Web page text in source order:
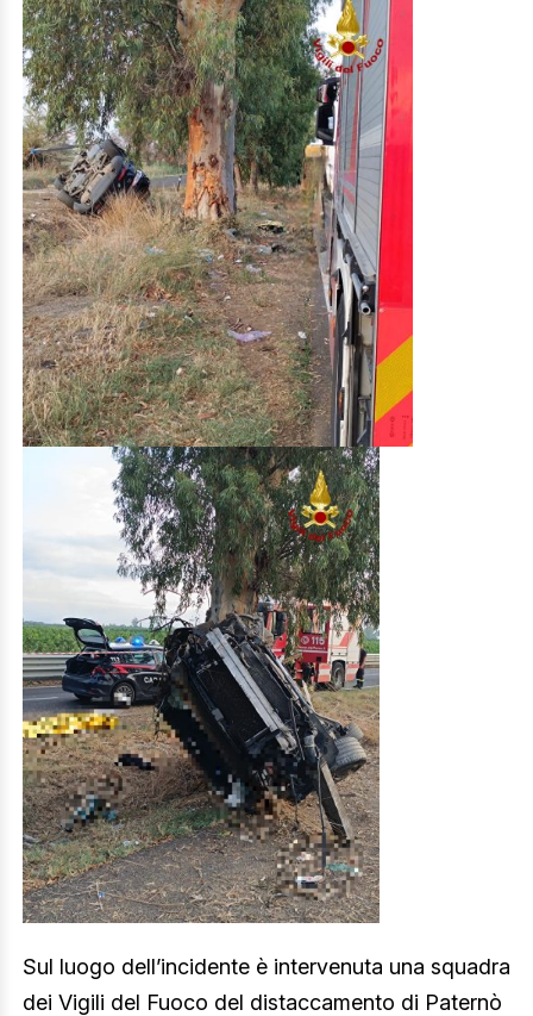
Sul luogo dell’incidente è intervenuta una squadra
dei Vigili del Fuoco del distaccamento di Paternò